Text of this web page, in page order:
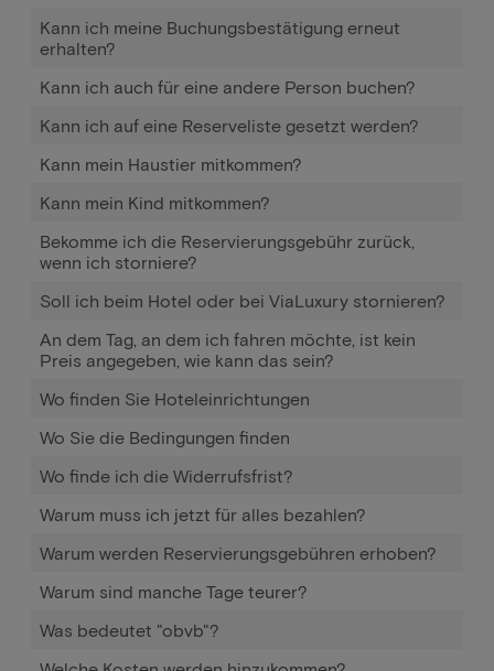
Kann ich meine Buchungsbestätigung erneut
erhalten?
Kann ich auch für eine andere Person buchen?
Kann ich auf eine Reserveliste gesetzt werden?
Kann mein Haustier mitkommen?
Kann mein Kind mitkommen?
Bekomme ich die Reservierungsgebühr zurück,
wenn ich storniere?
Soll ich beim Hotel oder bei ViaLuxury stornieren?
An dem Tag, an dem ich fahren möchte, ist kein
Preis angegeben, wie kann das sein?
Wo finden Sie Hoteleinrichtungen
Wo Sie die Bedingungen finden
Wo finde ich die Widerrufsfrist?
Warum muss ich jetzt für alles bezahlen?
Warum werden Reservierungsgebühren erhoben?
Warum sind manche Tage teurer?
Was bedeutet "obvb"?